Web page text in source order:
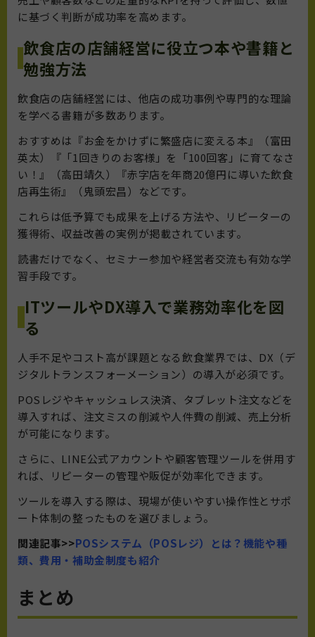
に基づく判断が成功率を高めます。
飲食店の店舗経営に役立つ本や書籍と
勉強方法
飲食店の店舗経営には、他店の成功事例や専門的な理論
を学べる書籍が多数あります。
おすすめは『お金をかけずに繁盛店に変える本』（富田
英太）『「1回きりのお客様」を「100回客」に育てなさ
い！』（高田靖久）『赤字店を年商20億円に導いた飲食
店再生術』（鬼頭宏昌）などです。
これらは低予算でも成果を上げる方法や、リピーターの
獲得術、収益改善の実例が掲載されています。
読書だけでなく、セミナー参加や経営者交流も有効な学
習手段です。
ITツールやDX導入で業務効率化を図
る
人手不足やコスト高が課題となる飲食業界では、DX（デ
ジタルトランスフォーメーション）の導入が必須です。
POSレジやキャッシュレス決済、タブレット注文などを
導入すれば、注文ミスの削減や人件費の削減、売上分析
が可能になります。
さらに、LINE公式アカウントや顧客管理ツールを併用す
れば、リピーターの管理や販促が効率化できます。
ツールを導入する際は、現場が使いやすい操作性とサポ
ート体制の整ったものを選びましょう。
関連記事>>POSシステム（POSレジ）とは？機能や種
類、費用・補助金制度も紹介
まとめ